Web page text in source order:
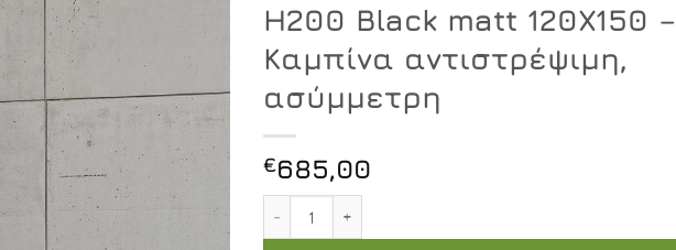
H200 Black matt 120X150 –
Καμπίνα αντιστρέψιμη,
ασύμμετρη
€685,00